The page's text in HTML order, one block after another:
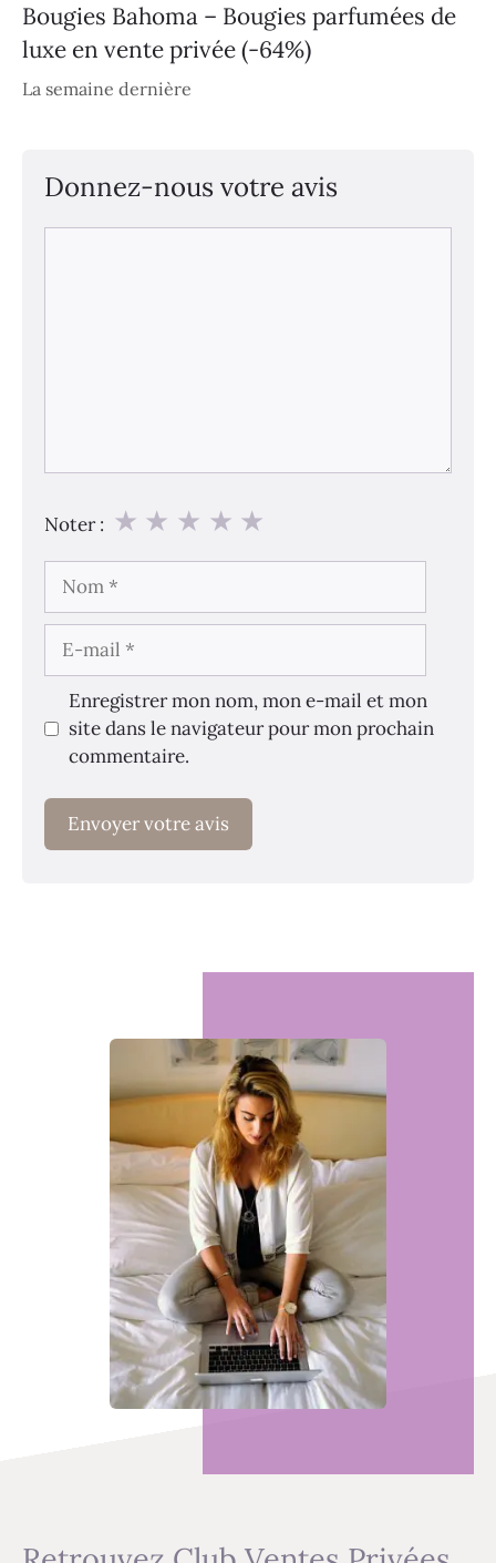
Bougies Bahoma – Bougies parfumées de
luxe en vente privée (-64%)
La semaine dernière
Donnez-nous votre avis
Noter : ★
★
★
★
★
mail
Enregistrer mon nom, mon e-mail et mon
site dans le navigateur pour mon prochain
commentaire.